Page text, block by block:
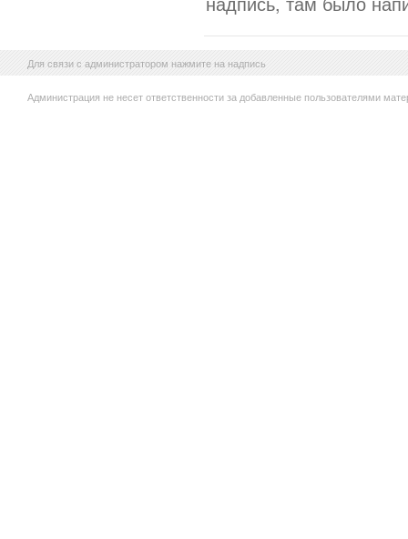
Для связи с администратором нажмите на надпись
Администрация не несет ответственности за добавленные пользователями